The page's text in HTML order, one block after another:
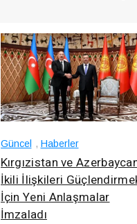
Güncel , Haberler
Kırgızistan ve
İkili İlişkileri
İçin Yeni Anlaşmalar
İmzaladı